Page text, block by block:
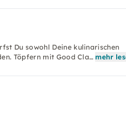
Du sowohl Deine kulinarischen
Töpfern mit Good Cla… mehr